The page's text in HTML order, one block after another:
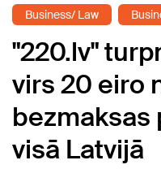
Business/ Law
"220.lv"
virs 20 eiro
bezmaksas
visā Latvijā